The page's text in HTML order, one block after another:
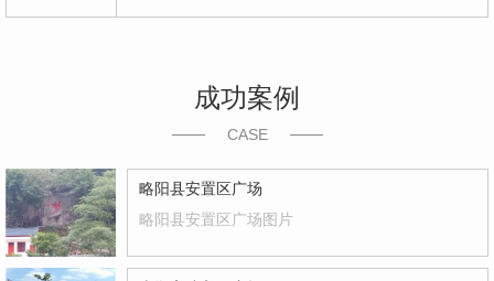
成功案例
CASE
略阳县安置区广场
略阳县安置区广场图片